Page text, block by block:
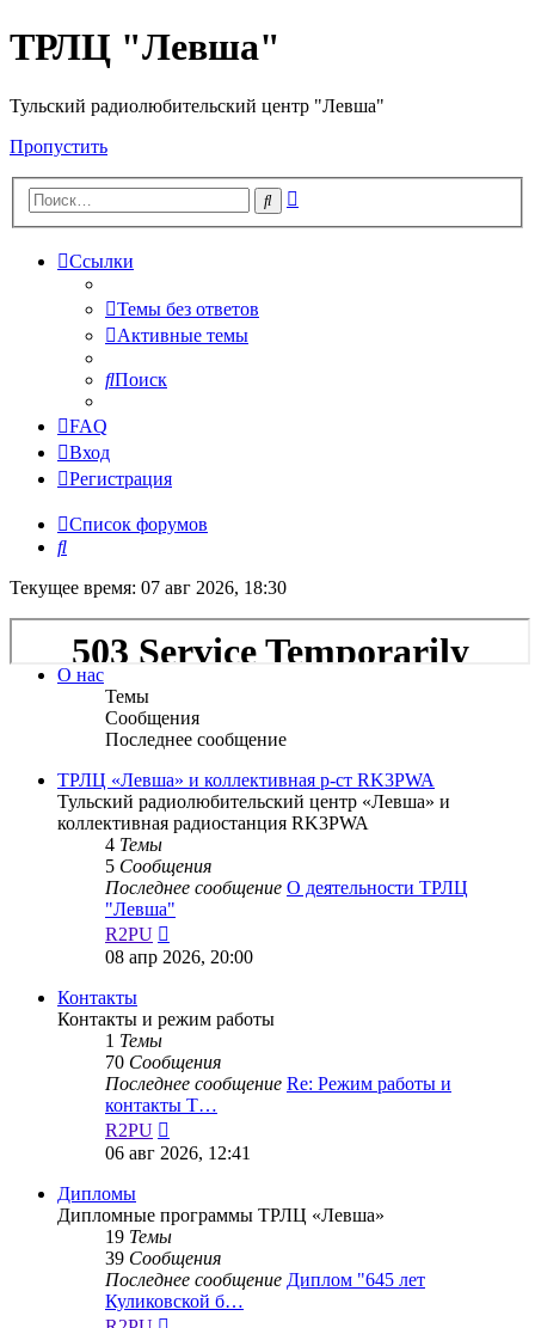
ТРЛЦ "Левша"
Тульский радиолюбительский центр "Левша"
Пропустить
Поиск
Ссылки
Темы без ответов
Активные темы
Поиск
FAQ
Вход
Регистрация
Список форумов
Поиск
Текущее время: 07 авг 2026, 18:30
О нас
Темы
Сообщения
Последнее сообщение
ТРЛЦ «Левша» и коллективная р-ст RK3PWA
Тульский радиолюбительский центр «Левша» и
коллективная радиостанция RK3PWA
4 Темы
5 Сообщения
Последнее сообщение О деятельности ТРЛЦ
"Левша"
R2PU
к
08 апр 2026, 20:00
Контакты
Контакты и режим работы
1 Темы
70 Сообщения
Последнее сообщение Re: Режим работы и
контакты Т…
R2PU
к
06 авг 2026, 12:41
Дипломы
Дипломные программы ТРЛЦ «Левша»
19 Темы
39 Сообщения
Последнее сообщение Диплом "645 лет
Куликовской б…